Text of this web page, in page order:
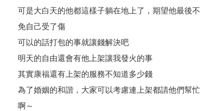
可是大白天的他都這樣子躺在地上了，期望他最後不
免自己受了傷
可以的話打包的事就讓錢解決吧
明天的自由還會有他上架讓我發火的事
其實康福還有上架的服務不知道多少錢
為了婚姻的和諧，大家可以考慮連上架都請他們幫忙
啊～